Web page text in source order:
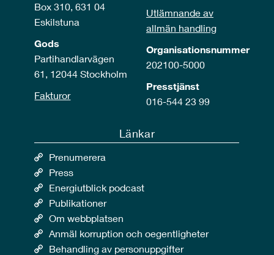
Box 310, 631 04
Eskilstuna
Gods
Partihandlarvägen
61, 12044 Stockholm
Fakturor
Utlämnande av
allmän handling
Organisationsnummer
202100-5000
Presstjänst
016-544 23 99
Länkar
Prenumerera
Press
Energiutblick podcast
Publikationer
Om webbplatsen
Anmäl korruption och oegentligheter
Behandling av personuppgifter